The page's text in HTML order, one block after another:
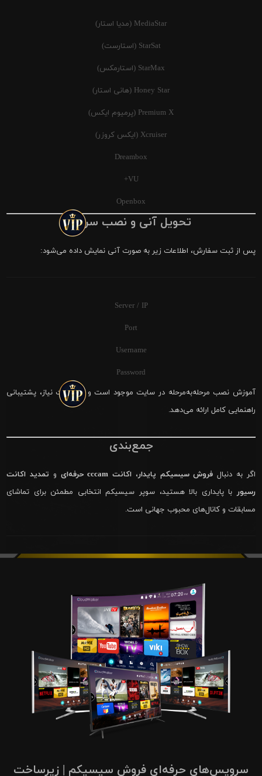
MediaStar (مدیا استار)
StarSat (استارست)
StarMax (استارمکس)
Honey Star (هانی استار)
Premium X (پرمیوم ایکس)
Xcruiser (ایکس کروزر)
Dreambox
VU+
Openbox
تحویل آنی و نصب سریع
پس از ثبت سفارش، اطلاعات زیر به صورت آنی نمایش داده می‌شود:
Server / IP
Port
Username
Password
آموزش نصب مرحله‌به‌مرحله در سایت موجود است و در صورت نیاز، پشتیبانی
راهنمایی کامل ارائه می‌دهد.
جمع‌بندی
اگر به دنبال فروش سیسیکم پایدار، اکانت cccam حرفه‌ای و تمدید اکانت
رسیور با پایداری بالا هستید، سوپر سیسیکم انتخابی مطمئن برای تماشای
مسابقات و کانال‌های محبوب جهانی است.
سرویس‌های حرفه‌ای فروش سیسیکم | زیرساخت